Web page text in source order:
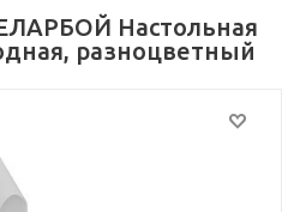
Настольная
разноцветный